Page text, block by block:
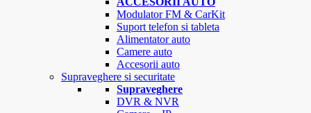
Modulator FM & CarKit
Suport telefon si tableta
Alimentator auto
Camere auto
Accesorii auto
Supraveghere si securitate
Supraveghere
DVR & NVR